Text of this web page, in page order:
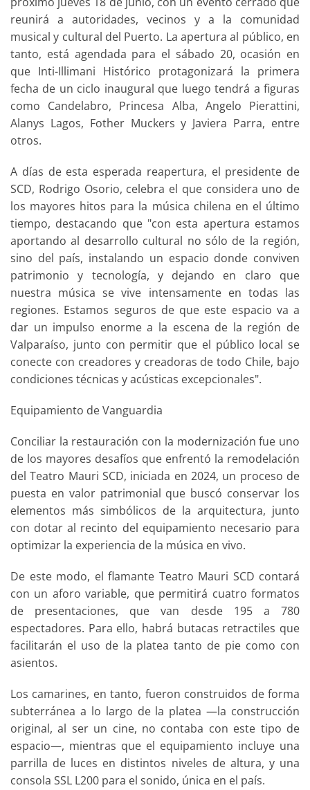
reunirá a autoridades, vecinos y a la comunidad
musical y cultural del Puerto. La apertura al público, en
tanto, está agendada para el sábado 20, ocasión en
que Inti-Illimani Histórico protagonizará la primera
fecha de un ciclo inaugural que luego tendrá a figuras
como Candelabro, Princesa Alba, Angelo Pierattini,
Alanys Lagos, Fother Muckers y Javiera Parra, entre
otros.
A días de esta esperada reapertura, el presidente de
SCD, Rodrigo Osorio, celebra el que considera uno de
los mayores hitos para la música chilena en el último
tiempo, destacando que "con esta apertura estamos
aportando al desarrollo cultural no sólo de la región,
sino del país, instalando un espacio donde conviven
patrimonio y tecnología, y dejando en claro que
nuestra música se vive intensamente en todas las
regiones. Estamos seguros de que este espacio va a
dar un impulso enorme a la escena de la región de
Valparaíso, junto con permitir que el público local se
conecte con creadores y creadoras de todo Chile, bajo
condiciones técnicas y acústicas excepcionales".
Equipamiento de Vanguardia
Conciliar la restauración con la modernización fue uno
de los mayores desafíos que enfrentó la remodelación
del Teatro Mauri SCD, iniciada en 2024, un proceso de
puesta en valor patrimonial que buscó conservar los
elementos más simbólicos de la arquitectura, junto
con dotar al recinto del equipamiento necesario para
optimizar la experiencia de la música en vivo.
De este modo, el flamante Teatro Mauri SCD contará
con un aforo variable, que permitirá cuatro formatos
de presentaciones, que van desde 195 a 780
espectadores. Para ello, habrá butacas retractiles que
facilitarán el uso de la platea tanto de pie como con
asientos.
Los camarines, en tanto, fueron construidos de forma
subterránea a lo largo de la platea —la construcción
original, al ser un cine, no contaba con este tipo de
espacio—, mientras que el equipamiento incluye una
parrilla de luces en distintos niveles de altura, y una
consola SSL L200 para el sonido, única en el país.